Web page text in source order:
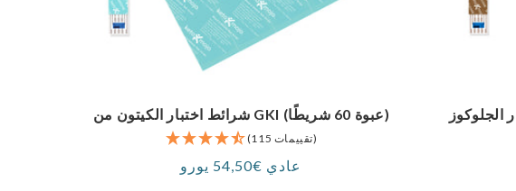
شرائط اختبار الكيتون من GKI (عبوة 60 شريطًا)
(115 تقييمات)
سعر عادي €54,50 يورو